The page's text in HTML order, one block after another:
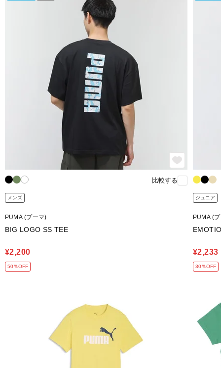
比較する
メンズ
PUMA (プーマ)
BIG LOGO SS TEE
¥2,200
50％OFF
ジュニア
PUMA (
¥2,233
30％OFF